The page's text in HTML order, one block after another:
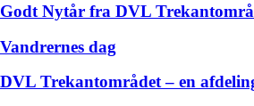
Godt Nytår fra DVL
Vandrernes dag
DVL Trekantområdet – en